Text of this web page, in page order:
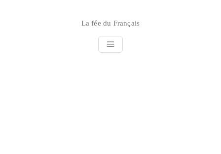
La fée du Français